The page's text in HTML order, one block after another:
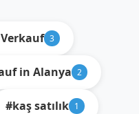
3
in Alanya 2
#kaş satılık 1